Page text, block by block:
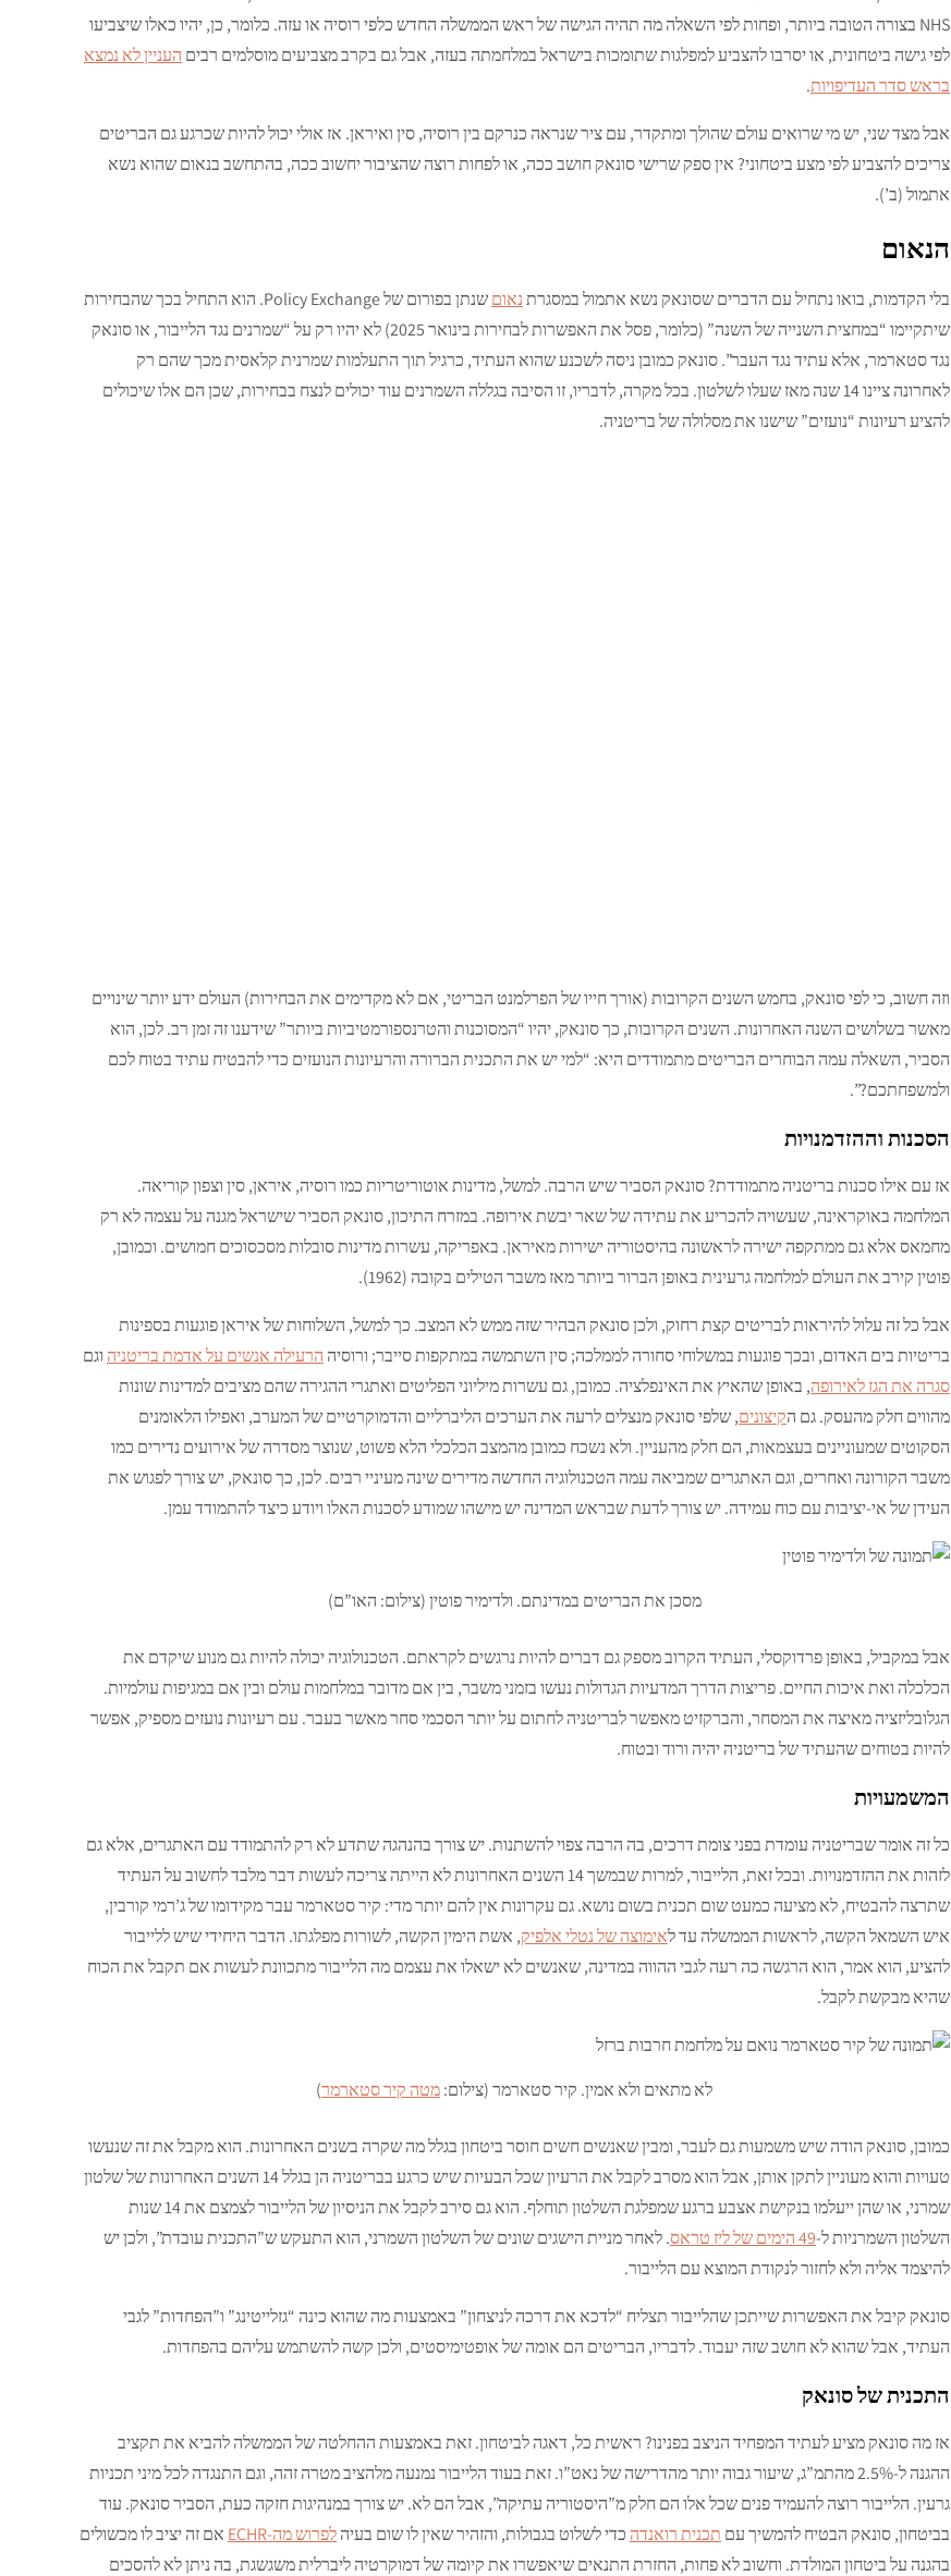
NHS בצורה הטובה ביותר, ופחות לפי השאלה מה תהיה הגישה של ראש הממשלה החדש כלפי רוסיה או עזה. כלומר, כן, יהיו כאלו שיצביעו
לפי גישה ביטחונית, או יסרבו להצביע למפלגות שתומכות בישראל במלחמתה בעזה, אבל גם בקרב מצביעים מוסלמים רבים העניין לא נמצא
בראש סדר העדיפויות.
אבל מצד שני, יש מי שרואים עולם שהולך ומתקדר, עם ציר שנראה כנרקם בין רוסיה, סין ואיראן. אז אולי יכול להיות שכרגע גם הבריטים
צריכים להצביע לפי מצע ביטחוני? אין ספק שרישי סונאק חושב ככה, או לפחות רוצה שהציבור יחשוב ככה, בהתחשב בנאום שהוא נשא
אתמול (ב’).
הנאום
בלי הקדמות, בואו נתחיל עם הדברים שסונאק נשא אתמול במסגרתנאום
שנתן בפורום של Policy Exchange. הוא התחיל בכך שהבחירות
שיתקיימו “במחצית השנייה של השנה” (כלומר, פסל את האפשרות לבחירות בינואר 2025) לא יהיו רק על “שמרנים נגד הלייבור, או סונאק
נגד סטארמר, אלא עתיד נגד העבר”. סונאק כמובן ניסה לשכנע שהוא העתיד, כרגיל תוך התעלמות שמרנית קלאסית מכך שהם רק
לאחרונה ציינו 14 שנה מאז שעלו לשלטון. בכל מקרה, לדבריו, זו הסיבה בגללה השמרנים עוד יכולים לנצח בבחירות, שכן הם אלו שיכולים
להציע רעיונות “נועזים” שישנו את מסלולה של בריטניה.
וזה חשוב, כי לפי סונאק, בחמש השנים הקרובות (אורך חייו של הפרלמנט הבריטי, אם לא מקדימים את הבחירות) העולם ידע יותר שינויים
מאשר בשלושים השנה האחרונות. השנים הקרובות, כך סונאק, יהיו “המסוכנות והטרנספורמטיביות ביותר” שידענו זה זמן רב. לכן, הוא
הסביר, השאלה עמה הבוחרים הבריטים מתמודדים היא: “למי יש את התכנית הברורה והרעיונות הנועזים כדי להבטיח עתיד בטוח לכם
ולמשפחתכם?”.
הסכנות וההזדמנויות
אז עם אילו סכנות בריטניה מתמודדת? סונאק הסביר שיש הרבה. למשל, מדינות אוטוריטריות כמו רוסיה, איראן, סין וצפון קוריאה.
המלחמה באוקראינה, שעשויה להכריע את עתידה של שאר יבשת אירופה. במזרח התיכון, סונאק הסביר שישראל מגנה על עצמה לא רק
מחמאס אלא גם ממתקפה ישירה לראשונה בהיסטוריה ישירות מאיראן. באפריקה, עשרות מדינות סובלות מסכסוכים חמושים. וכמובן,
פוטין קירב את העולם למלחמה גרעינית באופן הברור ביותר מאז משבר הטילים בקובה (1962).
אבל כל זה עלול להיראות לבריטים קצת רחוק, ולכן סונאק הבהיר שזה ממש לא המצב. כך למשל, השלוחות של איראן פוגעות בספינות
בריטיות בים האדום, ובכך פוגעות במשלוחי סחורה לממלכה; סין השתמשה במתקפות סייבר; ורוסיה הרעילה אנשים על אדמת בריטניה וגם
סגרה את הגז לאירופה, באופן שהאיץ את האינפלציה. כמובן, גם עשרות מיליוני הפליטים ואתגרי ההגירה שהם מציבים למדינות שונות
מהווים חלק מהעסק. גם הקיצונים, שלפי סונאק מנצלים לרעה את הערכים הליברליים והדמוקרטיים של המערב, ואפילו הלאומנים
הסקוטים שמעוניינים בעצמאות, הם חלק מהעניין. ולא נשכח כמובן מהמצב הכלכלי הלא פשוט, שנוצר מסדרה של אירועים נדירים כמו
משבר הקורונה ואחרים, וגם האתגרים שמביאה עמה הטכנולוגיה החדשה מדירים שינה מעיניי רבים. לכן, כך סונאק, יש צורך לפגוש את
העידן של אי-יציבות עם כוח עמידה. יש צורך לדעת שבראש המדינה יש מישהו שמודע לסכנות האלו ויודע כיצד להתמודד עמן.
מסכן את הבריטים במדינתם. ולדימיר פוטין (צילום: האו”ם)
אבל במקביל, באופן פרדוקסלי, העתיד הקרוב מספק גם דברים להיות נרגשים לקראתם. הטכנולוגיה יכולה להיות גם מנוע שיקדם את
הכלכלה ואת איכות החיים. פריצות הדרך המדעיות הגדולות נעשו בזמני משבר, בין אם מדובר במלחמות עולם ובין אם במגיפות עולמיות.
הגלובליזציה מאיצה את המסחר, והברקזיט מאפשר לבריטניה לחתום על יותר הסכמי סחר מאשר בעבר. עם רעיונות נועזים מספיק, אפשר
להיות בטוחים שהעתיד של בריטניה יהיה ורוד ובטוח.
המשמעויות
כל זה אומר שבריטניה עומדת בפני צומת דרכים, בה הרבה צפוי להשתנות. יש צורך בהנהגה שתדע לא רק להתמודד עם האתגרים, אלא גם
לזהות את ההזדמנויות. ובכל זאת, הלייבור, למרות שבמשך 14 השנים האחרונות לא הייתה צריכה לעשות דבר מלבד לחשוב על העתיד
שתרצה להבטיח, לא מציעה כמעט שום תכנית בשום נושא. גם עקרונות אין להם יותר מדי: קיר סטארמר עבר מקידומו של ג’רמי קורבין,
איש השמאל הקשה, לראשות הממשלה עד לאימוצה של נטלי אלפיק, אשת הימין הקשה, לשורות מפלגתו. הדבר היחידי שיש ללייבור
להציע, הוא אמר, הוא הרגשה כה רעה לגבי ההווה במדינה, שאנשים לא ישאלו את עצמם מה הלייבור מתכוונת לעשות אם תקבל את הכוח
שהיא מבקשת לקבל.
לא מתאים ולא אמין. קיר סטארמר (צילום:מטה קיר סטארמר)
כמובן, סונאק הודה שיש משמעות גם לעבר, ומבין שאנשים חשים חוסר ביטחון בגלל מה שקרה בשנים האחרונות. הוא מקבל את זה שנעשו
טעויות והוא מעוניין לתקן אותן, אבל הוא מסרב לקבל את הרעיון שכל הבעיות שיש כרגע בבריטניה הן בגלל 14 השנים האחרונות של שלטון
שמרני, או שהן ייעלמו בנקישת אצבע ברגע שמפלגת השלטון תוחלף. הוא גם סירב לקבל את הניסיון של הלייבור לצמצם את 14 שנות
השלטון השמרניות ל-49 הימים של ליז טראס
. לאחר מניית הישגים שונים של השלטון השמרני, הוא התעקש ש”התכנית עובדת”, ולכן יש
להיצמד אליה ולא לחזור לנקודת המוצא עם הלייבור.
סונאק קיבל את האפשרות שייתכן שהלייבור תצליח “לדכא את דרכה לניצחון” באמצעות מה שהוא כינה “גזלייטינג” ו”הפחדות” לגבי
העתיד, אבל שהוא לא חושב שזה יעבוד. לדבריו, הבריטים הם אומה של אופטימיסטים, ולכן קשה להשתמש עליהם בהפחדות.
התכנית של סונאק
אז מה סונאק מציע לעתיד המפחיד הניצב בפנינו? ראשית כל, דאגה לביטחון. זאת באמצעות ההחלטה של הממשלה להביא את תקציב
ההגנה ל-2.5% מהתמ”ג, שיעור גבוה יותר מהדרישה של נאט”ו. זאת בעוד הלייבור נמנעה מלהציב מטרה זהה, וגם התנגדה לכל מיני תכניות
גרעין. הלייבור רוצה להעמיד פנים שכל אלו הם חלק מ”היסטוריה עתיקה”, אבל הם לא. יש צורך במנהיגות חזקה כעת, הסביר סונאק. עוד
בביטחון, סונאק הבטיח להמשיך עם תכנית רואנדה כדי לשלוט בגבולות, והזהיר שאין לו שום בעיהלפרוש מה-ECHR
אם זה יציב לו מכשולים
בהגנה על ביטחון המולדת. וחשוב לא פחות, החזרת התנאים שיאפשרו את קיומה של דמוקרטיה ליברלית משגשגת, בה ניתן לא להסכים